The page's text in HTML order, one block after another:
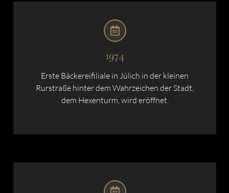
1974
Erste Bäckereifiliale in Jülich in der kleinen
Rurstraße hinter dem Wahrzeichen der Stadt,
dem Hexenturm, wird eröffnet.